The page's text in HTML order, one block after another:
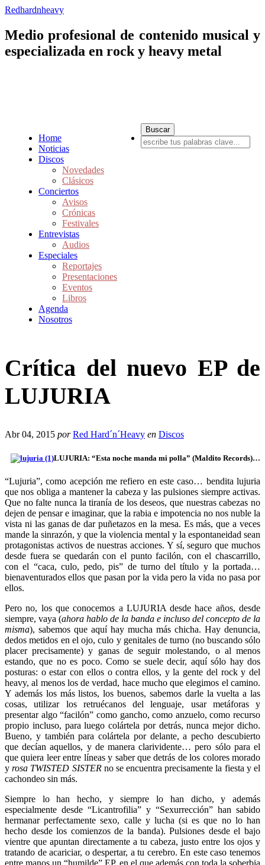
Redhardnheavy
Medio profesional de contenido musical y
especializada en rock y heavy metal
Home
Noticias
Discos
Novedades
Clásicos
Conciertos
Avisos
Crónicas
Festivales
Entrevistas
Audios
Especiales
Reportajes
Presentaciones
Eventos
Libros
Agenda
Nosotros
Crítica del nuevo EP de
LUJURIA
Abr 04, 2015 por Red Hard´n´Heavy en Discos
LUJURIA: “Esta noche manda mi polla” (Maldito Records)…
“Lujuria”, como acepción me refiero en este caso… bendita lujuria
que nos obliga a mantener la cabeza y las pulsiones siempre activas.
Que no falte nunca la tiranía de los deseos, que nuestras cabezas no
dejen de pensar e imaginar, que la rabia e impotencia no nos nuble la
vista ni las ganas de dar puñetazos en la mesa. Es más, que a veces
mande la sinrazón, y que la violencia mental y la espontaneidad sean
protagonistas activos de nuestras acciones. Y sí, seguro que muchos
desde fuera se quedarán con el punto facilón, con el chascarrillo,
con el “caca, culo, pedo, pis” de turno del título y la portada…
bienaventurados ellos que pasan por la vida pero la vida no pasa por
ellos.
Pero no, los que conocemos a LUJURIA desde hace años, desde
siempre, vaya (ahora hablo de la banda e incluso del concepto de la
misma), sabemos que aquí hay mucha más chicha. Hay denuncia,
dedos metidos en el ojo, culo y genitales de turno (no buscando sólo
placer precisamente) y ganas de seguir molestando, o al menos
estando, que no es poco. Como se suele decir, aquí sólo hay dos
posturas: o estar con ellos o contra ellos, y la gente del rock y del
heavy, al menos los de verdad, hace mucho que elegimos el camino.
Y además los más listos, los buenos, sabemos darle la vuelta a las
cosas, utilizar los retruécanos del lenguaje, usar metáforas y
presentar algo “facilón” como gancho, como anzuelo, como recurso
propio incluso, para luego colártela por detrás, nunca mejor dicho.
Bueno, y también para colártela por delante, a pecho descubierto
que decían aquellos, y de manera clarividente… pero sólo para el
que quiera leer entre líneas y saber que detrás de los colores morado
yrosa TWISTED SISTERno se encuentra precisamente la fiesta y el
cachondeo sin más.
Siempre lo han hecho, y siempre lo han dicho, y además
especialmente desde “Licantrofilia” y “Sexurrección” han sabido
hermanar perfectamente sexo, calle y lucha (si es que no lo han
hecho desde los comienzos de la banda). Pulsiones desde el bajo
vientre que apuntan directamente a tu cabeza, justo entre los ojos y
tratando de acariciar, o despertar, a tu cerebro. En este caso tenemos
entre manos un “humilde” EP, en el que además con toda la soberbia